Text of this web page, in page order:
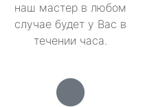
наш мастер в любом
случае будет у Вас в
течении часа.